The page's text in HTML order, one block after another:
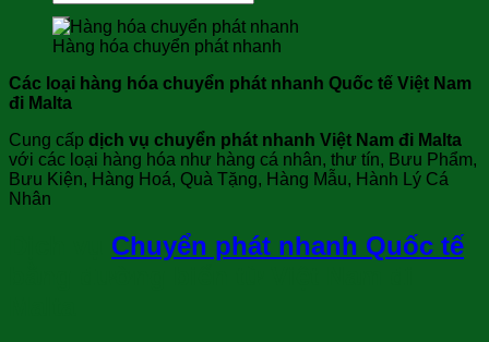
Hàng hóa chuyển phát nhanh
Các loại hàng hóa chuyển phát nhanh Quốc tế Việt Nam
đi Malta
Cung cấp dịch vụ chuyển phát nhanh Việt Nam đi Malta
với các loại hàng hóa như hàng cá nhân, thư tín, Bưu Phẩm,
Bưu Kiện, Hàng Hoá, Quà Tặng, Hàng Mẫu, Hành Lý Cá
Nhân
Chuyển phát nhanh Quốc tế